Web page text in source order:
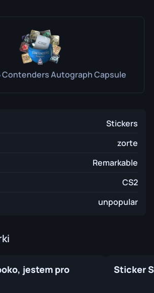
Contenders Autograph Capsule
Stickers
zorte
Remarkable
CS2
unpopular
jestem pro